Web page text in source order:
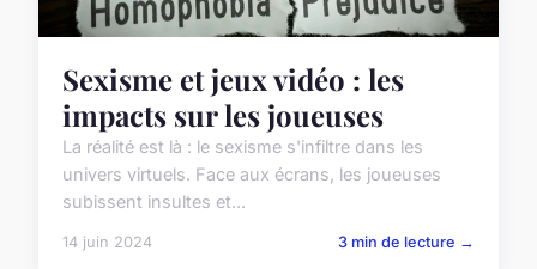
Sexisme et jeux vidéo : les
impacts sur les joueuses
La réalité est là : le sexisme s'infiltre dans les
univers virtuels. Face aux écrans, les joueuses
subissent insultes et...
14 juin 2024 3 min de lecture →